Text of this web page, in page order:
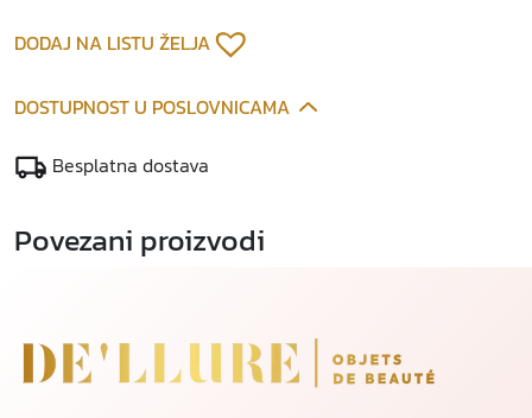
s
k
o
l
č
DODAJ NA LISTU ŽELJA
DOSTUPNOST U POSLOVNICAMA
Besplatna dostava
Povezani proizvodi